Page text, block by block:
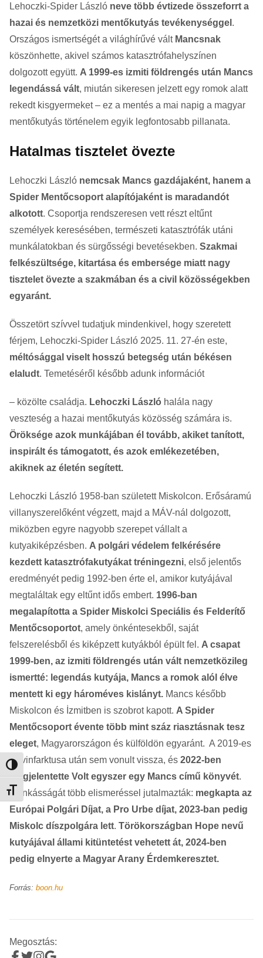
Nagy kontraszt váltása
Betűméret váltása
Lehoczki-Spider László neve több évtizede összeforrt a
hazai és nemzetközi mentőkutyás tevékenységgel .
Országos ismertségét a világhírűvé vált Mancsnak
köszönhette, akivel számos katasztrófahelyszínen
dolgozott együtt. A 1999-es izmiti földrengés után Mancs
legendássá vált, miután sikeresen jelzett egy romok alatt
rekedt kisgyermeket – ez a mentés a mai napig a magyar
mentőkutyás történelem egyik legfontosabb pillanata.
Hatalmas tisztelet övezte
Lehoczki László nemcsak Mancs gazdájaként, hanem a
Spider Mentőcsoport alapítójaként is maradandót
alkotott. Csoportja rendszeresen vett részt eltűnt
személyek keresésében, természeti katasztrófák utáni
munkálatokban és sürgősségi bevetésekben. Szakmai
felkészültsége, kitartása és embersége miatt nagy
tisztelet övezte a szakmában és a civil közösségekben
egyaránt.
Összetört szívvel tudatjuk mindenkivel, hogy szeretett
férjem, Lehoczki-Spider László 2025. 11. 27-én este,
méltósággal viselt hosszú betegség után békésen
elaludt. Temetéséről később adunk információt
– közölte családja. Lehoczki László halála nagy
veszteség a hazai mentőkutyás közösség számára is.
Öröksége azok munkájában él tovább, akiket tanított,
inspirált és támogatott, és azok emlékezetében,
akiknek az életén segített.
Lehoczki László 1958-ban született Miskolcon. Erősáramú
villanyszerelőként végzett, majd a MÁV-nál dolgozott,
miközben egyre nagyobb szerepet vállalt a
kutyakiképzésben. A polgári védelem felkérésére
kezdett katasztrófakutyákat tréningezni, első jelentős
eredményét pedig 1992-ben érte el, amikor kutyájával
megtaláltak egy eltűnt idős embert. 1996-ban
megalapította a Spider Miskolci Speciális és Felderítő
Mentőcsoportot, amely önkéntesekből, saját
felszerelésből és kiképzett kutyákból épült fel. A csapat
1999-ben, az izmiti földrengés után vált nemzetközileg
ismertté: legendás kutyája, Mancs a romok alól élve
mentett ki egy hároméves kislányt. Mancs később
Miskolcon és İzmitben is szobrot kapott. A Spider
Mentőcsoport évente több mint száz riasztásnak tesz
eleget, Magyarországon és külföldön egyaránt. A 2019-es
szívinfarktusa után sem vonult vissza, és 2022-ben
megjelentette Volt egyszer egy Mancs című könyvét.
Munkásságát több elismeréssel jutalmazták: megkapta az
Európai Polgári Díjat, a Pro Urbe díjat, 2023-ban pedig
Miskolc díszpolgára lett. Törökországban Hope nevű
kutyájával állami kitüntetést vehetett át, 2024-ben
pedig elnyerte a Magyar Arany Érdemkeresztet.
Forrás: boon.hu
Megosztás: